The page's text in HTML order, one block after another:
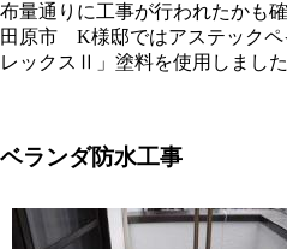
布量通りに工事が行われたかも
田原市 K様邸ではアステックペ
レックスⅡ」塗料を使用しました
ベランダ防水工事